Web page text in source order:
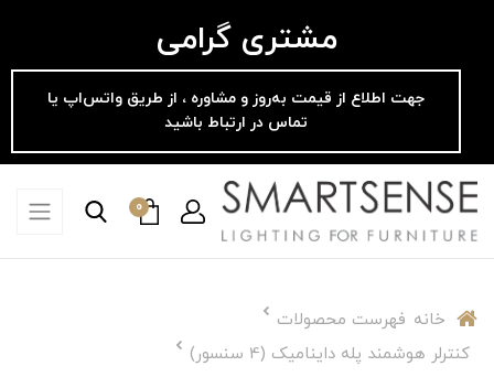
مشتری گرامی
جهت اطلاع از قیمت به‌روز و مشاوره ، از طریق واتس‌اپ یا
تماس در ارتباط باشید
0
خانه فهرست محصولات
کنترلر هوشمند پله داینامیک (4 سنسور)